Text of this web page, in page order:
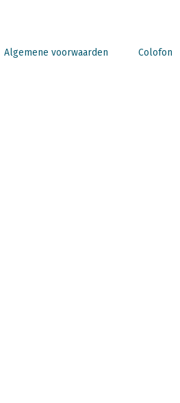
Algemene voorwaarden Colofon